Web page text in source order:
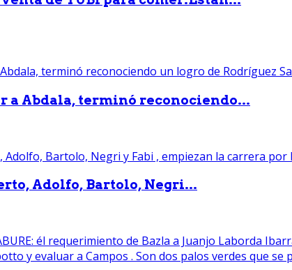
a Abdala, terminó reconociendo...
Adolfo, Bartolo, Negri...